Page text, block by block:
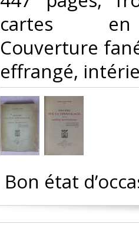
cartes en
Couverture
effrangé,
Bon état